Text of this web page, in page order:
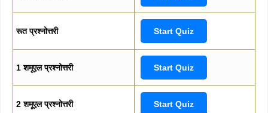
रूत प्रश्नोत्तरी Start Quiz
1 शमूएल प्रश्नोत्तरी Start Quiz
2 शमूएल प्रश्नोत्तरी Start Quiz